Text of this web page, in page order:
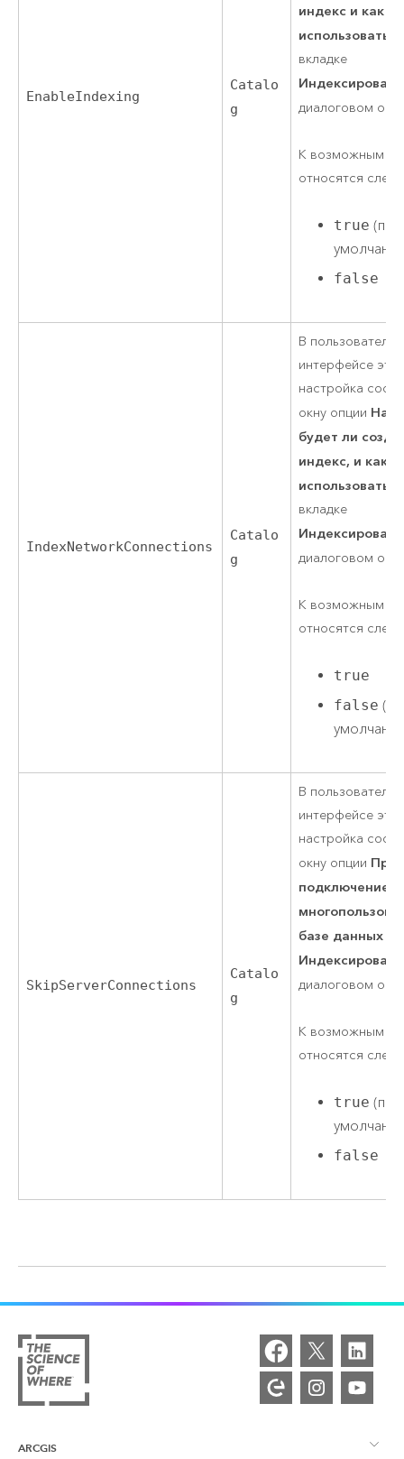
EnableIndexing
Catalo
g
индекс и как
вкладке
диалоговом
К возможным
относятся
true (по
false
IndexNetworkConnections
Catalo
g
В
интерфейсе эта
настройка
окну опции
будет ли
индекс, и как
вкладке
диалоговом
К возможным
относятся
true
false (по
SkipServerConnections
Catalo
g
В
интерфейсе эта
настройка
окну опции
подключение к
базе данных
диалоговом
К возможным
относятся
true (по
false
ARCGIS